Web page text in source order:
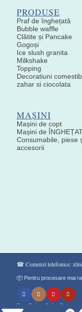
PRODUSE
Praf de înghețată
Bubble waffle
Clătite și Pancake
Gogoși
Ice slush granita
Milkshake
Topping
Decoratiuni
zahar si ciocolata
MAȘINI
Mașini de copt
Mașini de
Consumabile, piese
accesorii
☎ Comenzi telefonice:
📦 Pentru procesare mai
Don Gelato Soft -